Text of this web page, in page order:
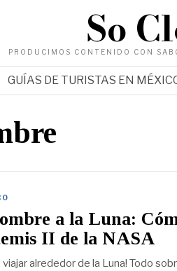
So
PRODUCIMOS CONTENIDO CON
GUÍAS DE TURISTAS EN
a la Luna:
II de la NASA
viajar alrededor de la Luna! Todo